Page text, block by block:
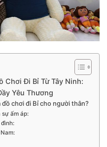
Chơi Đi Bỉ Từ Tây Ninh:
Yêu Thương
chơi đi Bỉ cho người thân?
sự ấm áp: